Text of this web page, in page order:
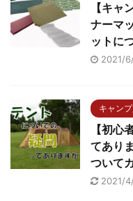
【キャ
ナーマ
ットに
2021/
キャン
【初心
てあり
ついて
2021/